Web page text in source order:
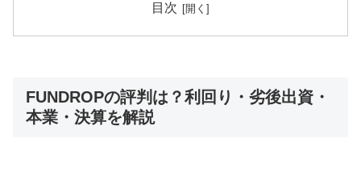
目次
FUNDROPの評判は？利回り・劣後出資・
本業・決算を解説